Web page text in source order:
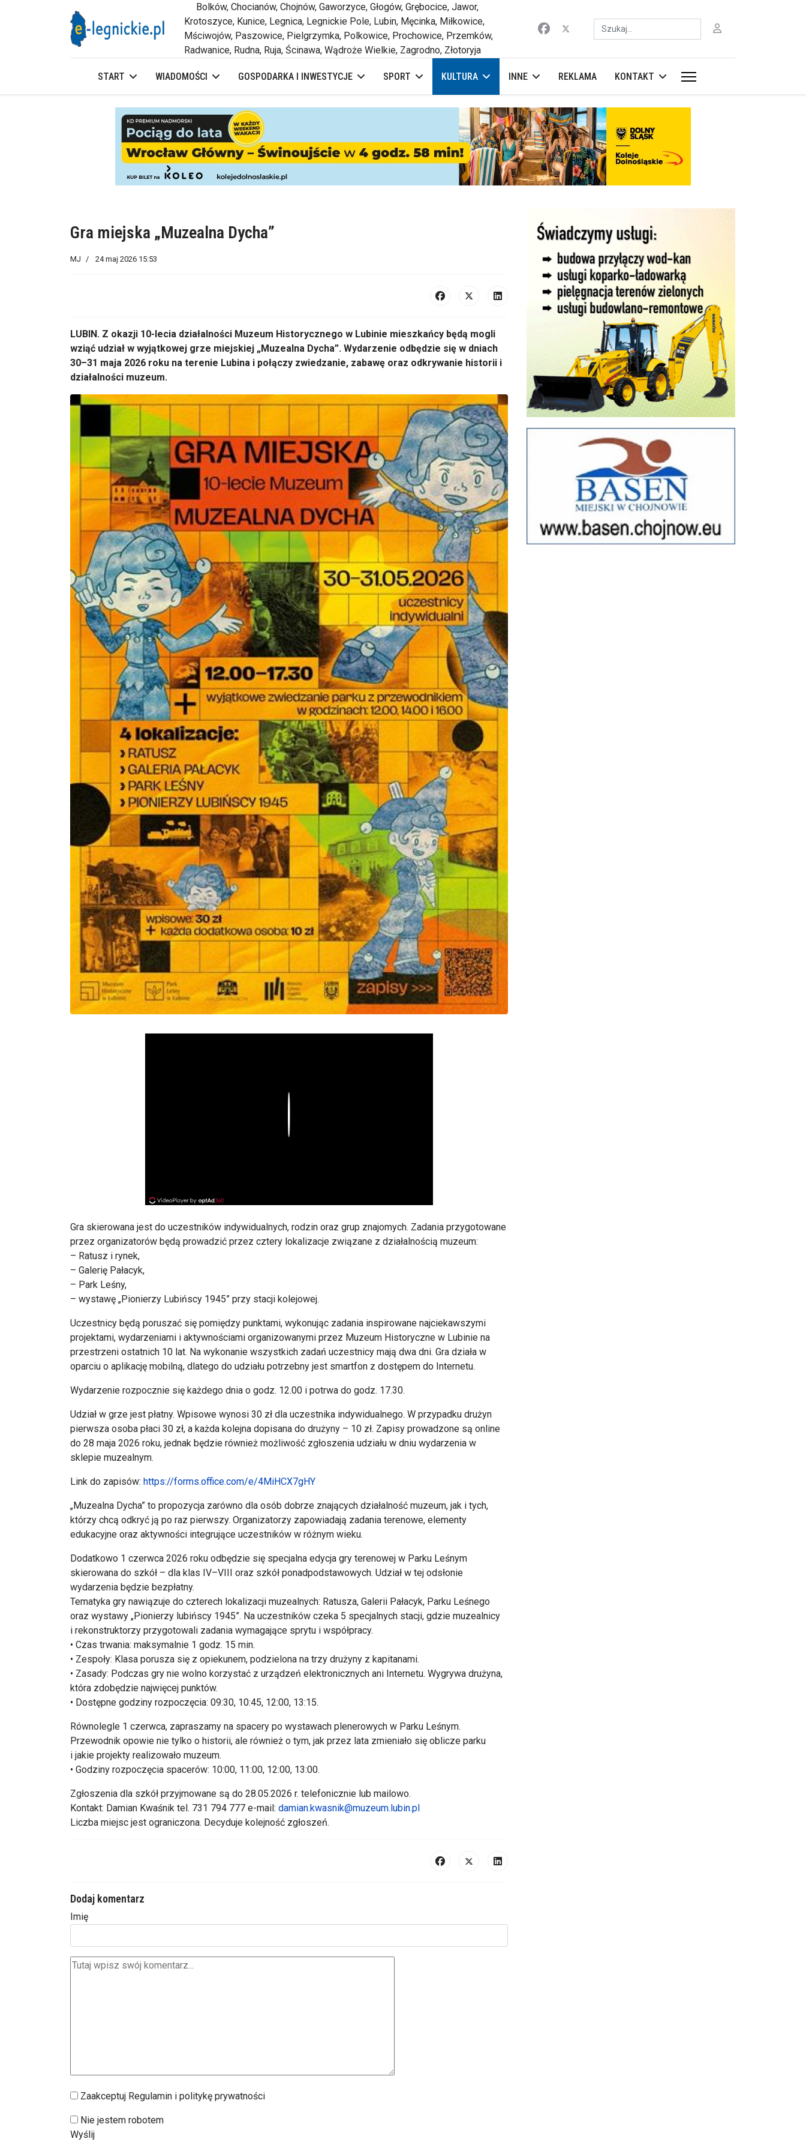
Bolków, Chocianów, Chojnów, Gaworzyce, Głogów, Grębocice, Jawor,
Krotoszyce, Kunice, Legnica, Legnickie Pole, Lubin, Męcinka, Miłkowice,
Mściwojów, Paszowice, Pielgrzymka, Polkowice, Prochowice, Przemków,
Radwanice, Rudna, Ruja, Ścinawa, Wądroże Wielkie, Zagrodno, Złotoryja
Szukaj
START WIADOMOŚCI GOSPODARKA I INWESTYCJE SPORT KULTURA INNE REKLAMA KONTAKT
Gra miejska „Muzealna Dycha”
MJ 24 maj 2026 15:53
LUBIN. Z okazji 10-lecia działalności Muzeum Historycznego w Lubinie mieszkańcy będą mogli
wziąć udział w wyjątkowej grze miejskiej „Muzealna Dycha”. Wydarzenie odbędzie się w dniach
30–31 maja 2026 roku na terenie Lubina i połączy zwiedzanie, zabawę oraz odkrywanie historii i
działalności muzeum.
Gra skierowana jest do uczestników indywidualnych, rodzin oraz grup znajomych. Zadania przygotowane
przez organizatorów będą prowadzić przez cztery lokalizacje związane z działalnością muzeum:
– Ratusz i rynek,
– Galerię Pałacyk,
– Park Leśny,
– wystawę „Pionierzy Lubińscy 1945” przy stacji kolejowej.
Uczestnicy będą poruszać się pomiędzy punktami, wykonując zadania inspirowane najciekawszymi
projektami, wydarzeniami i aktywnościami organizowanymi przez Muzeum Historyczne w Lubinie na
przestrzeni ostatnich 10 lat. Na wykonanie wszystkich zadań uczestnicy mają dwa dni. Gra działa w
oparciu o aplikację mobilną, dlatego do udziału potrzebny jest smartfon z dostępem do Internetu.
Wydarzenie rozpocznie się każdego dnia o godz. 12.00 i potrwa do godz. 17.30.
Udział w grze jest płatny. Wpisowe wynosi 30 zł dla uczestnika indywidualnego. W przypadku drużyn
pierwsza osoba płaci 30 zł, a każda kolejna dopisana do drużyny – 10 zł. Zapisy prowadzone są online
do 28 maja 2026 roku, jednak będzie również możliwość zgłoszenia udziału w dniu wydarzenia w
sklepie muzealnym.
Link do zapisów: https://forms.office.com/e/4MiHCX7gHY
„Muzealna Dycha” to propozycja zarówno dla osób dobrze znających działalność muzeum, jak i tych,
którzy chcą odkryć ją po raz pierwszy. Organizatorzy zapowiadają zadania terenowe, elementy
edukacyjne oraz aktywności integrujące uczestników w różnym wieku.
Dodatkowo 1 czerwca 2026 roku odbędzie się specjalna edycja gry terenowej w Parku Leśnym
skierowana do szkół – dla klas IV–VIII oraz szkół ponadpodstawowych. Udział w tej odsłonie
wydarzenia będzie bezpłatny.
Tematyka gry nawiązuje do czterech lokalizacji muzealnych: Ratusza, Galerii Pałacyk, Parku Leśnego
oraz wystawy „Pionierzy lubińscy 1945”. Na uczestników czeka 5 specjalnych stacji, gdzie muzealnicy
i rekonstruktorzy przygotowali zadania wymagające sprytu i współpracy.
• Czas trwania: maksymalnie 1 godz. 15 min.
• Zespoły: Klasa porusza się z opiekunem, podzielona na trzy drużyny z kapitanami.
• Zasady: Podczas gry nie wolno korzystać z urządzeń elektronicznych ani Internetu. Wygrywa drużyna,
która zdobędzie najwięcej punktów.
• Dostępne godziny rozpoczęcia: 09:30, 10:45, 12:00, 13:15.
Równolegle 1 czerwca, zapraszamy na spacery po wystawach plenerowych w Parku Leśnym.
Przewodnik opowie nie tylko o historii, ale również o tym, jak przez lata zmieniało się oblicze parku
i jakie projekty realizowało muzeum.
• Godziny rozpoczęcia spacerów: 10:00, 11:00, 12:00, 13:00.
Zgłoszenia dla szkół przyjmowane są do 28.05.2026 r. telefonicznie lub mailowo.
Kontakt: Damian Kwaśnik tel. 731 794 777 e-mail: damian.kwasnik@muzeum.lubin.pl
Liczba miejsc jest ograniczona. Decyduje kolejność zgłoszeń.
Dodaj komentarz
Imię
Zaakceptuj Regulamin i politykę prywatności
Nie jestem robotem
Wyślij